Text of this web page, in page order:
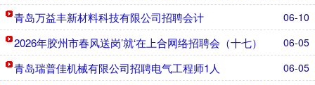
06-10
青岛万益丰新材料科技有限公司招聘会计
06-05
2026年胶州市春风送岗’就‘在上合网络招聘会（十七）
06-05
青岛瑞普佳机械有限公司招聘电气工程师1人